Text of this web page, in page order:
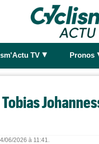
TV ► Pronos
06/2026 à 11:41.